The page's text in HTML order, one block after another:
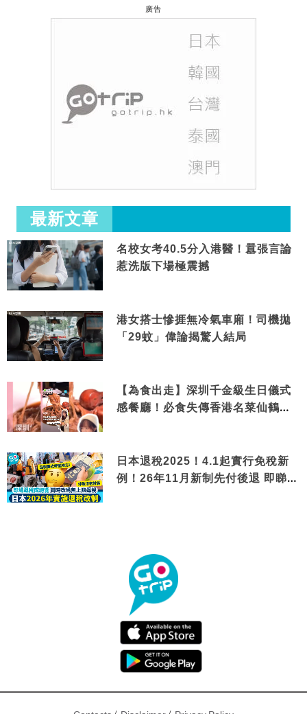
廣告
最新文章
名校女考40.5分入港醫！囂張言論
惹洗版下場極震撼
港女搭士慘捱無冷氣車廂！司機拋
「29蚊」偉論揭驚人結局
【為食出走】深圳千金級生日儀式
感餐廳！必食失傳香港名菜仙鶴神
日本退稅2025！4.1起實行免稅新
例！26年11月新制先付後退 即睇步